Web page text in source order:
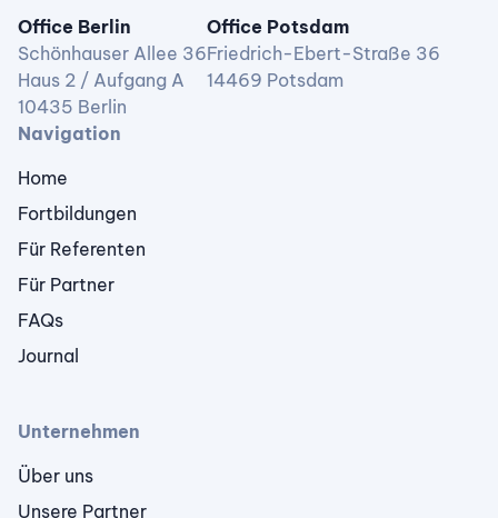
Office Berlin
Schönhauser Allee 36
Haus 2 / Aufgang A
10435 Berlin
Office Potsdam
Friedrich-Ebert-Straße 36
14469 Potsdam
Navigation
Home
Fortbildungen
Für Referenten
Für Partner
FAQs
Journal
Unternehmen
Über uns
Unsere Partner